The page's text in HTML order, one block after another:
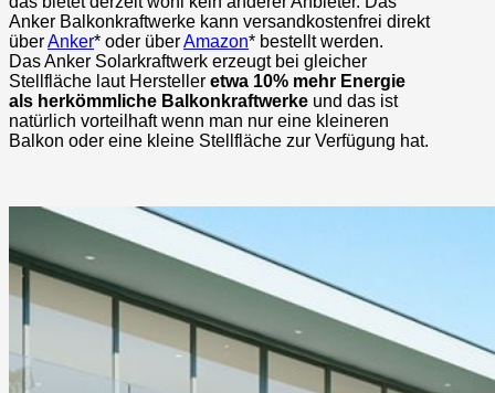
Anker Balkonkraftwerke kann versandkostenfrei direkt
überAnker* oder überAmazon* bestellt werden.
Das Anker Solarkraftwerk erzeugt bei gleicher
Stellfläche laut Hersteller etwa 10% mehr Energie
als herkömmliche Balkonkraftwerke und das ist
natürlich vorteilhaft wenn man nur eine kleineren
Balkon oder eine kleine Stellfläche zur Verfügung hat.